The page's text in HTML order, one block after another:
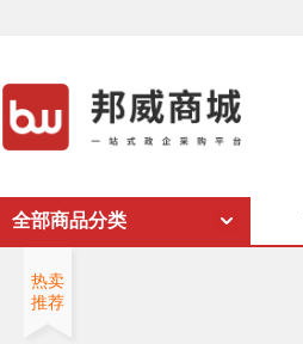
全部商品分类
热卖
推荐